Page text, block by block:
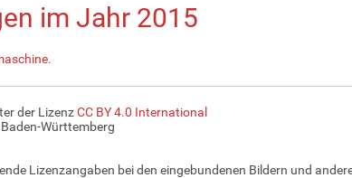
im Jahr 2015
der LizenzCC BY 4.0 International
Württemberg
Lizenzangaben bei den eingebundenen Bildern und